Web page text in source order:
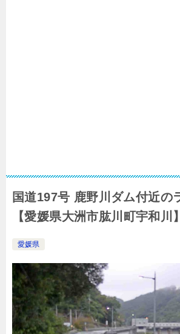
国道197号 鹿野川ダム付近の
【愛媛県大洲市肱川町宇和川】
愛媛県